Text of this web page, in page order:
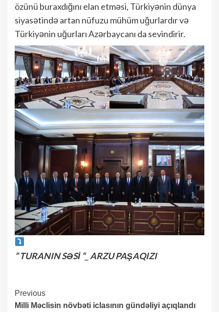
özünü buraxdığını elan etməsi, Türkiyənin dünya
siyasətində artan nüfuzu mühüm uğurlardır və
Türkiyənin uğurları Azərbaycanı da sevindirir.
” TURANIN SƏSİ “_ ARZU PAŞAQIZI
Continue
Previous
Milli Məclisin növbəti iclasının gündəliyi açıqlandı